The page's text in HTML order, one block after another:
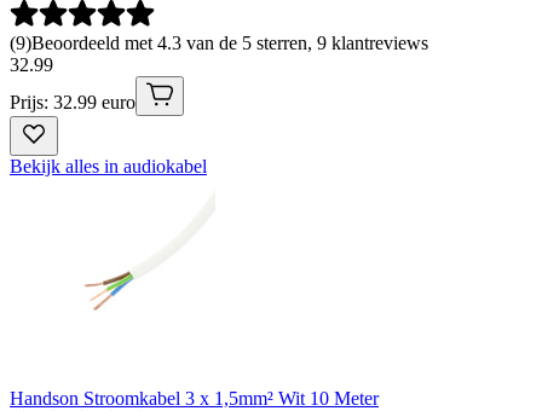
(9)Beoordeeld met 4.3 van de 5 sterren, 9 klantreviews
32.99
Prijs: 32.99 euro
Bekijk alles in audiokabel
Handson Stroomkabel 3 x 1,5mm² Wit 10 Meter